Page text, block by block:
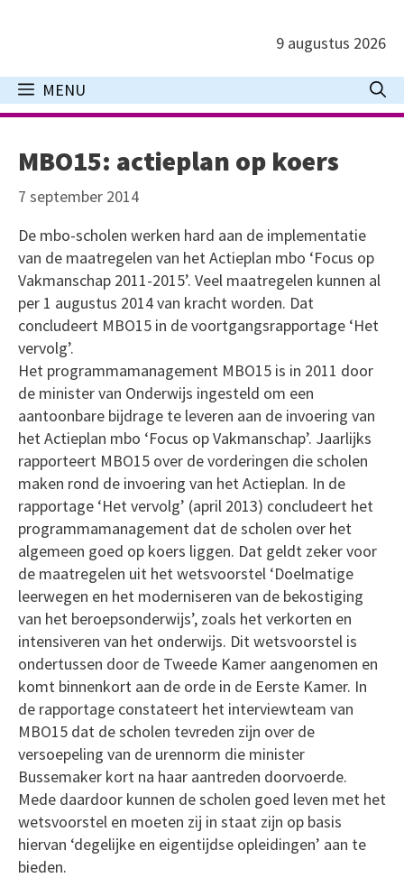
inhoud
9 augustus 2026
MENU
MBO15: actieplan op koers
7 september 2014
De mbo-scholen werken hard aan de implementatie
van de maatregelen van het Actieplan mbo ‘Focus op
Vakmanschap 2011-2015’. Veel maatregelen kunnen al
per 1 augustus 2014 van kracht worden. Dat
concludeert MBO15 in de voortgangsrapportage ‘Het
vervolg’.
Het programmamanagement MBO15 is in 2011 door
de minister van Onderwijs ingesteld om een
aantoonbare bijdrage te leveren aan de invoering van
het Actieplan mbo ‘Focus op Vakmanschap’. Jaarlijks
rapporteert MBO15 over de vorderingen die scholen
maken rond de invoering van het Actieplan. In de
rapportage ‘Het vervolg’ (april 2013) concludeert het
programmamanagement dat de scholen over het
algemeen goed op koers liggen. Dat geldt zeker voor
de maatregelen uit het wetsvoorstel ‘Doelmatige
leerwegen en het moderniseren van de bekostiging
van het beroepsonderwijs’, zoals het verkorten en
intensiveren van het onderwijs. Dit wetsvoorstel is
ondertussen door de Tweede Kamer aangenomen en
komt binnenkort aan de orde in de Eerste Kamer. In
de rapportage constateert het interviewteam van
MBO15 dat de scholen tevreden zijn over de
versoepeling van de urennorm die minister
Bussemaker kort na haar aantreden doorvoerde.
Mede daardoor kunnen de scholen goed leven met het
wetsvoorstel en moeten zij in staat zijn op basis
hiervan ‘degelijke en eigentijdse opleidingen’ aan te
bieden.